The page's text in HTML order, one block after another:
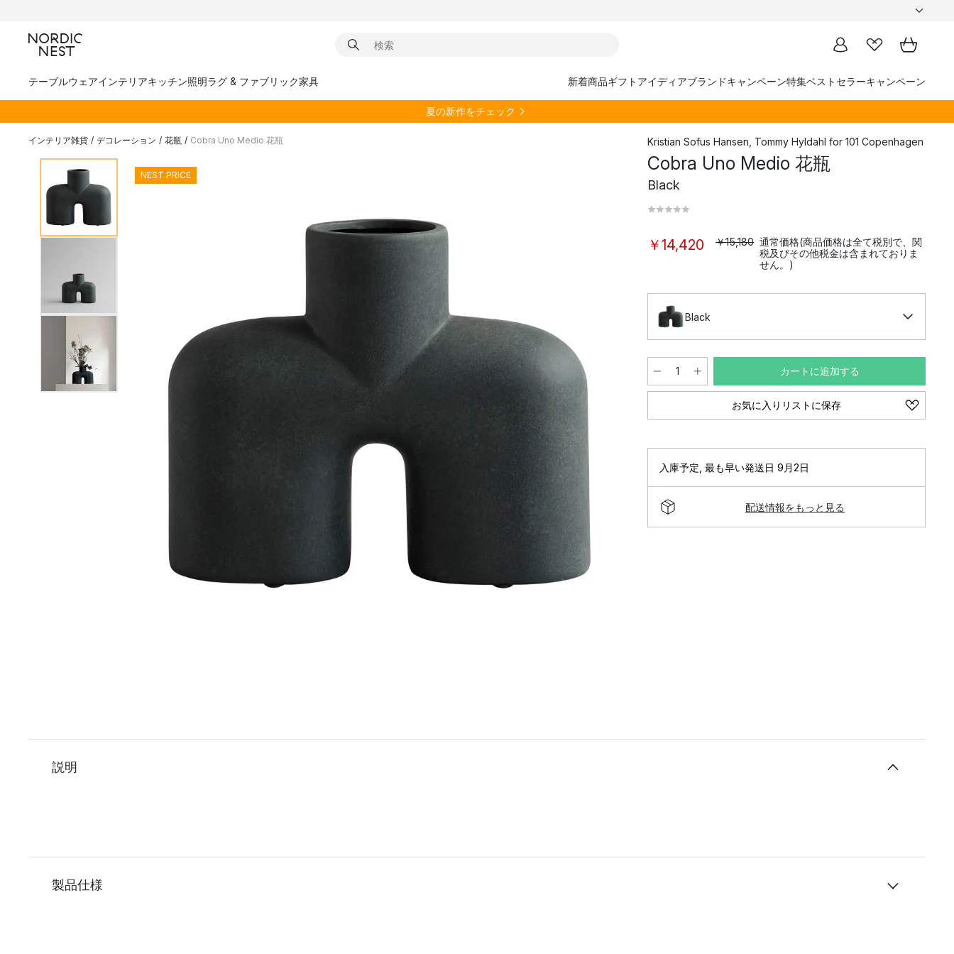
テーブルウェアインテリアキッチン照明ラグ & ファブリック家具 新着商品ギフトアイディアブランドキャンペーン特集ベストセラーキャンペーン
夏の新作をチェック
インテリア雑貨 / デコレーション / 花瓶 / Cobra Uno Medio 花瓶
NEST PRICE
Kristian Sofus Hansen Tommy Hyldahl for 101 Copenhagen
Cobra Uno Medio 花瓶
Black
￥14,420 ￥15,180 通常価格(商品価格は全て税別で、関
税及びその他税金は含まれておりま
せん。)
Black
カートに追加する
お気に入りリストに保存
入庫予定 最も早い発送日 9月2日
配送情報をもっと見る
説明
製品仕様